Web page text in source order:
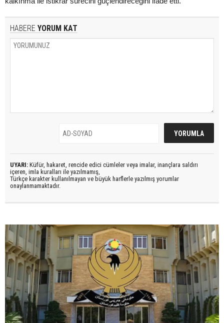
HABERE YORUM KAT
UYARI: Küfür, hakaret, rencide edici cümleler veya imalar, inançlara saldırı
içeren, imla kuralları ile yazılmamış,
Türkçe karakter kullanılmayan ve büyük harflerle yazılmış yorumlar
onaylanmamaktadır.